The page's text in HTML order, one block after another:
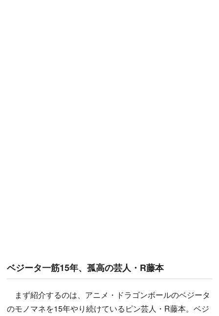
ベジータ一筋15年、孤高の芸人・R藤本
まず紹介するのは、アニメ・ドラゴンボールのベジータ
のモノマネを15年やり続けているピン芸人・R藤本。ベジ